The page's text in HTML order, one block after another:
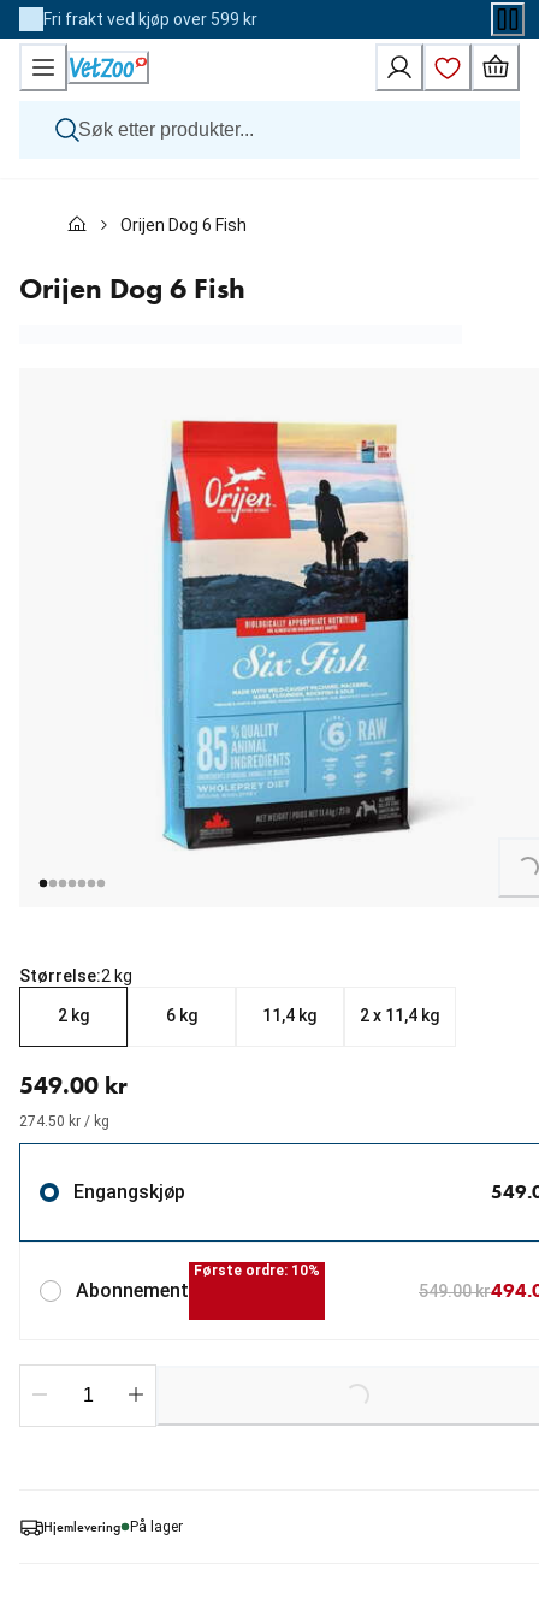
Skip
to
Content
Fri frakt ved kjøp over 599 kr
Katt
Andre dyr
Merker
Orijen Dog 6 Fish
Orijen Dog 6 Fish
Loading...
Hjemlevering På lager
Størrelse:2 kg
2 kg 6 kg 11,4 kg 2 x 11,4 kg
549.00 kr
274.50 kr / kg
Engangskjøp
Abonnement
Første ordre: 10%
549.00 kr
Loading...